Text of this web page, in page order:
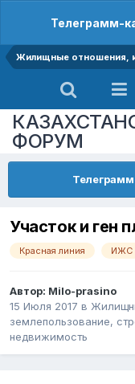
Телеграмм-
Жилищные отношения,
ФОРУМ
Участок и ген
Красная линия ИЖС
Автор: Milo-prasino
15 Июля 2017 в
землепользование,
недвижимость